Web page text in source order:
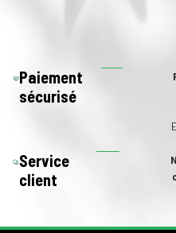
Paiement
sécurisé
Service
client